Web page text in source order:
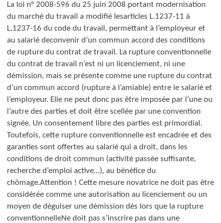
La loi n° 2008-596 du 25 juin 2008 portant modernisation
du marché du travail a modifié lesarticles L.1237-11 à
L.1237-16 du code du travail, permettant à l’employeur et
au salarié deconvenir d’un commun accord des conditions
de rupture du contrat de travail. La rupture conventionnelle
du contrat de travail n’est ni un licenciement, ni une
démission, mais se présente comme une rupture du contrat
d’un commun accord (rupture à l’amiable) entre le salarié et
l’employeur. Elle ne peut donc pas être imposée par l’une ou
l’autre des parties et doit être scellée par une convention
signée. Un consentement libre des parties est primordial.
Toutefois, cette rupture conventionnelle est encadrée et des
garanties sont offertes au salarié qui a droit, dans les
conditions de droit commun (activité passée suffisante,
recherche d’emploi active…), au bénéfice du
chômage.Attention ! Cette mesure novatrice ne doit pas être
considérée comme une autorisation au licenciement ou un
moyen de déguiser une démission dès lors que la rupture
conventionnelleNe doit pas s’inscrire pas dans une